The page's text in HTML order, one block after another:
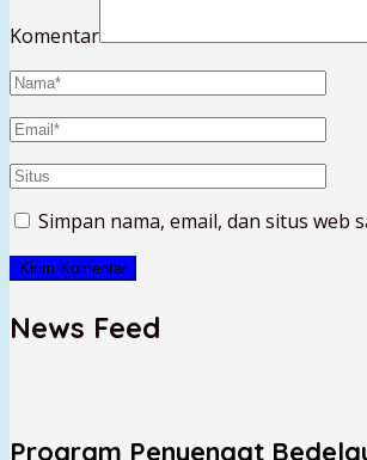
Komentar
Simpan nama, email, dan situs
News Feed
Program Penyengat